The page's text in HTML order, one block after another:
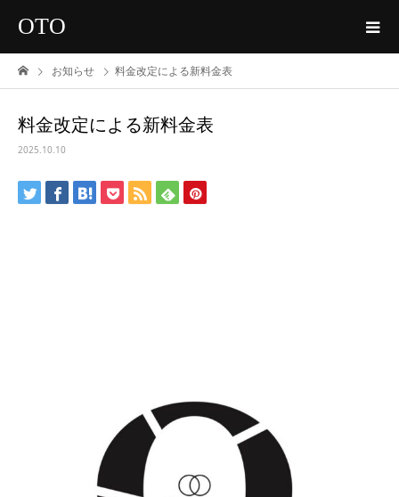
OTO
お知らせ 料金改定による新料金表
料金改定による新料金表
2025.10.10